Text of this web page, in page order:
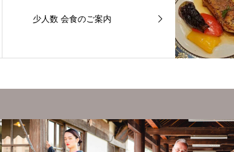
少人数 会食のご案内